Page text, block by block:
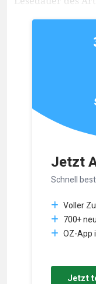
Jetzt
Schnell
Voller
700+
OZ-App
Jetzt